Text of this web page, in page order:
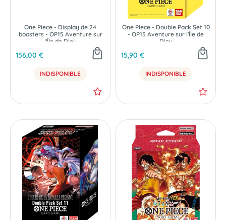
One Piece - Display de 24
boosters - OP15 Aventure sur
l'Île de Dieu
156,00 €
INDISPONIBLE
One Piece - Double Pack Set 10
- OP15 Aventure sur l'Île de
Dieu
15,90 €
INDISPONIBLE